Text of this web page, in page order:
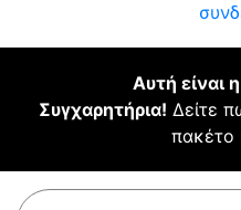
Αυτή είναι
Συγχαρητήρια! Δείτε
πακέτο